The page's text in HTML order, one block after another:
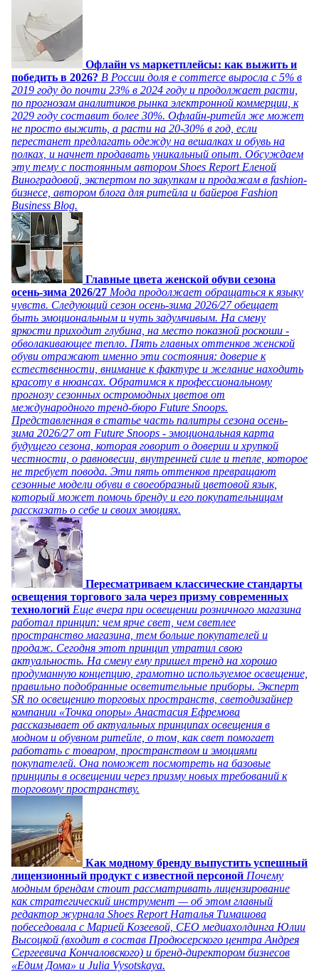
Офлайн vs маркетплейсы: как выжить и
победить в 2026? В России доля e commerce выросла с 5% в
2019 году до почти 23% в 2024 году и продолжает расти,
по прогнозам аналитиков рынка электронной коммерции, к
2029 году составит более 30%. Офлайн-ритейл же может
не просто выжить, а расти на 20-30% в год, если
перестанет предлагать одежду на вешалках и обувь на
полках, и начнет продавать уникальный опыт. Обсуждаем
эту тему с постоянным автором Shoes Report Еленой
Виноградовой, экспертом по закупкам и продажам в fashion-
бизнесе, автором блога для ритейла и байеров Fashion
Business Blog.
Главные цвета женской обуви сезона
осень-зима 2026/27 Мода продолжает обращаться к языку
чувств. Следующий сезон осень-зима 2026/27 обещает
быть эмоциональным и чуть задумчивым. На смену
яркости приходит глубина, на место показной роскоши -
обволакивающее тепло. Пять главных оттенков женской
обуви отражают именно эти состояния: доверие к
естественности, внимание к фактуре и желание находить
красоту в нюансах. Обратимся к профессиональному
прогнозу сезонных остромодных цветов от
международного тренд-бюро Future Snoops.
Представленная в статье часть палитры сезона осень-
зима 2026/27 от Future Snoops - эмоциональная карта
будущего сезона, которая говорит о доверии и хрупкой
честности, о равновесии, внутренней силе и тепле, которое
не требует повода. Эти пять оттенков превращают
сезонные модели обуви в своеобразный цветовой язык,
который может помочь бренду и его покупательницам
рассказать о себе и своих эмоциях.
Пересматриваем классические стандарты
освещения торгового зала через призму современных
технологий Еще вчера при освещении розничного магазина
работал принцип: чем ярче свет, чем светлее
пространство магазина, тем больше покупателей и
продаж. Сегодня этот принцип утратил свою
актуальность. На смену ему пришел тренд на хорошо
продуманную концепцию, грамотно используемое освещение,
правильно подобранные осветительные приборы. Эксперт
SR по освещению торговых пространств, светодизайнер
компании «Точка опоры» Анастасия Ефремова
рассказывает об актуальных принципах освещения в
модном и обувном ритейле, о том, как свет помогает
работать с товаром, пространством и эмоциями
покупателей. Она поможет посмотреть на базовые
принципы в освещении через призму новых требований к
торговому пространству.
Как модному бренду выпустить успешный
лицензионный продукт с известной персоной Почему
модным брендам стоит рассматривать лицензирование
как стратегический инструмент — об этом главный
редактор журнала Shoes Report Наталья Тимашова
побеседовала с Марией Козеевой, СЕО медиахолдинга Юлии
Высоцкой (входит в состав Продюсерского центра Андрея
Сергеевича Кончаловского) и бренд-директором бизнесов
«Едим Дома» и Julia Vysotskaya.